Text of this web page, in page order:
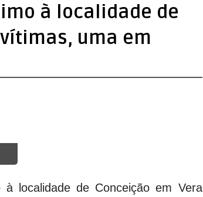
à localidade de
uma em
localidade de Conceição em Vera